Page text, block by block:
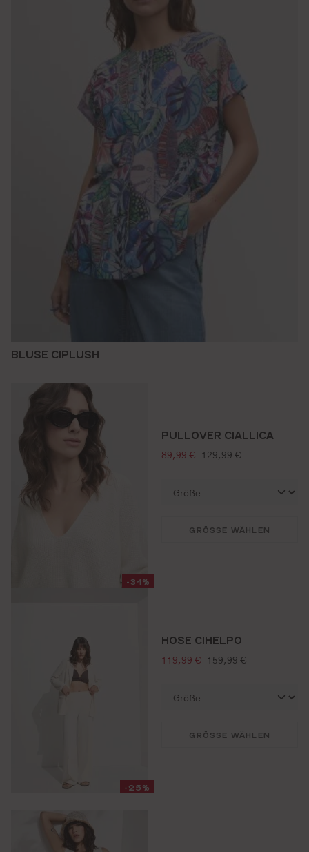
BLUSE CIPLUSH
-31%
PULLOVER CIALLICA
verkaufspreis:
89,99 € regulärer preis:
129,99 €
GRÖSSE WÄHLEN
-25%
HOSE CIHELPO
verkaufspreis:
119,99 € regulärer preis:
159,99 €
GRÖSSE WÄHLEN